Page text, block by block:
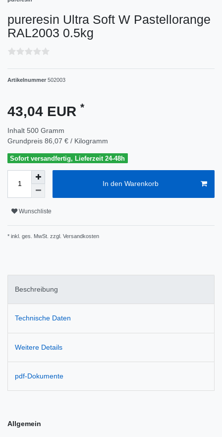
pureresin Ultra Soft W Pastellorange
RAL2003 0.5kg
Artikelnummer 502003
43,04 EUR *
Inhalt 500 Gramm
Grundpreis 86,07 € / Kilogramm
Sofort versandfertig, Lieferzeit 24-48h
In den Warenkorb
Wunschliste
* inkl. ges. MwSt. zzgl. Versandkosten
Beschreibung
Technische Daten
Weitere Details
pdf-Dokumente
Allgemein